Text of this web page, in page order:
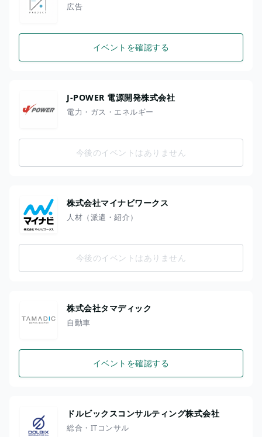
広告
イベントを確認する
J-POWER 電源開発株式会社
電力・ガス・エネルギー
今後のイベントはありません
株式会社マイナビワークス
人材（派遣・紹介）
今後のイベントはありません
株式会社タマディック
自動車
イベントを確認する
ドルビックスコンサルティング株式会社
総合・ITコンサル